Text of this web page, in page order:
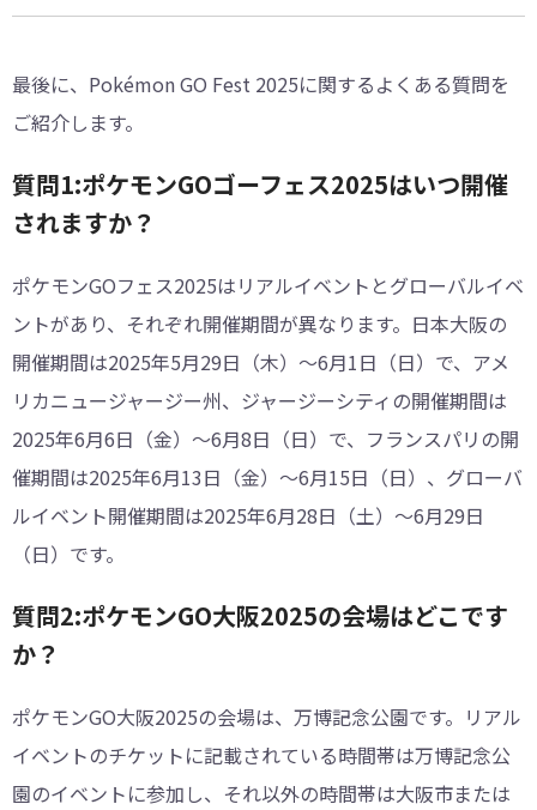
最後に、Pokémon GO Fest 2025に関するよくある質問を
ご紹介します。
質問1:ポケモンGOゴーフェス2025はいつ開催
されますか？
ポケモンGOフェス2025はリアルイベントとグローバルイベ
ントがあり、それぞれ開催期間が異なります。日本大阪の
開催期間は2025年5月29日（木）～6月1日（日）で、アメ
リカニュージャージー州、ジャージーシティの開催期間は
2025年6月6日（金）～6月8日（日）で、フランスパリの開
催期間は2025年6月13日（金）～6月15日（日）、グローバ
ルイベント開催期間は2025年6月28日（土）～6月29日
（日）です。
質問2:ポケモンGO大阪2025の会場はどこです
か？
ポケモンGO大阪2025の会場は、万博記念公園です。リアル
イベントのチケットに記載されている時間帯は万博記念公
園のイベントに参加し、それ以外の時間帯は大阪市または